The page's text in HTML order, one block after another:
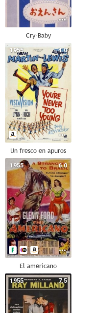
Cry-Baby
4.0
1955
Un fresco en apuros
6.0
1955
El americano
7.5
1955